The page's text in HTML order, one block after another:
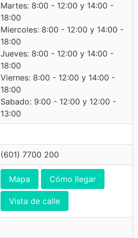
Martes: 8:00 - 12:00 y 14:00 -
18:00
Miercoles: 8:00 - 12:00 y 14:00 -
18:00
Jueves: 8:00 - 12:00 y 14:00 -
18:00
Viernes: 8:00 - 12:00 y 14:00 -
18:00
Sabado: 9:00 - 12:00 y 12:00 -
13:00
(601) 7700 200
Mapa Cómo llegar
Vista de calle